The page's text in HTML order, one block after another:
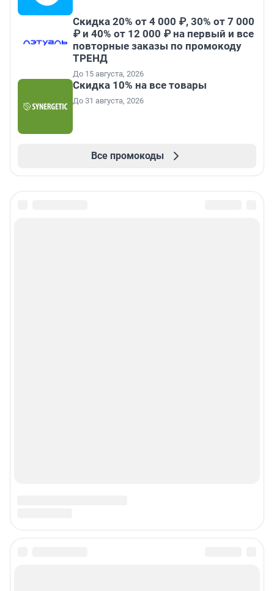
Скидка 20% от 4 000 ₽, 30% от 7 000
₽ и 40% от 12 000 ₽ на первый и все
повторные заказы по промокоду
ТРЕНД
До 15 августа, 2026
Скидка 10% на все товары
До 31 августа, 2026
Все промокоды